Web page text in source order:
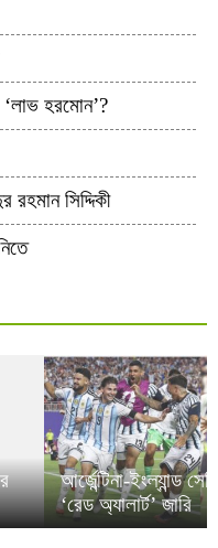
‘লাভ হরমোন’?
সিদ্দিকী
আর্জেন্টিনা-ইংল্যান্ড
‘রেড অ্যালার্ট’ জারি